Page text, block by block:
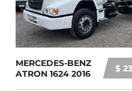
$
MERCEDES-BENZ
ATRON 1624 2016